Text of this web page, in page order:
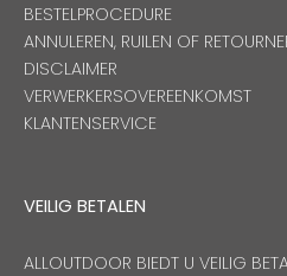
BESTELPROCEDURE
ANNULEREN, RUILEN OF
DISCLAIMER
VERWERKERSOVEREENKOMST
KLANTENSERVICE
VEILIG BETALEN
ALLOUTDOOR BIEDT U VEILIG